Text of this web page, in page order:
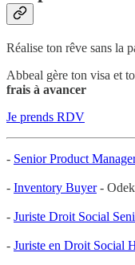
Réalise ton rêve sans la
Abbeal gère ton visa et
frais à avancer
Je prends RDV
- Senior Product
- Inventory Buyer-
- Juriste Droit Social
- Juriste en Droit Social